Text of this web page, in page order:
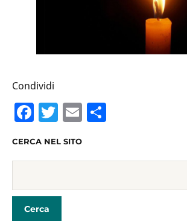
Condividi
F
c
e
b
o
T
w
itt
er
E
l di
vi
CERCA NEL SITO